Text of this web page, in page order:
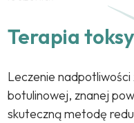
Terapia
Leczenie
botulinowej, znanej
skuteczną metodę